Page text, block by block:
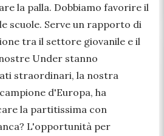
la palla. Dobbiamo favorire il
scuole. Serve un rapporto di
tra il settore giovanile e il
Under stanno
straordinari, la nostra
d'Europa, ha
la partitissima con
L'opportunità per